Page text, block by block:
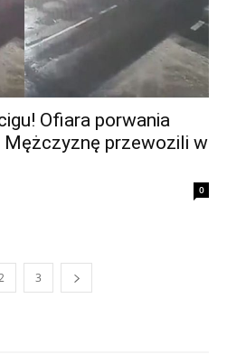
Ofiara porwania
Mężczyznę przewozili w
0
3